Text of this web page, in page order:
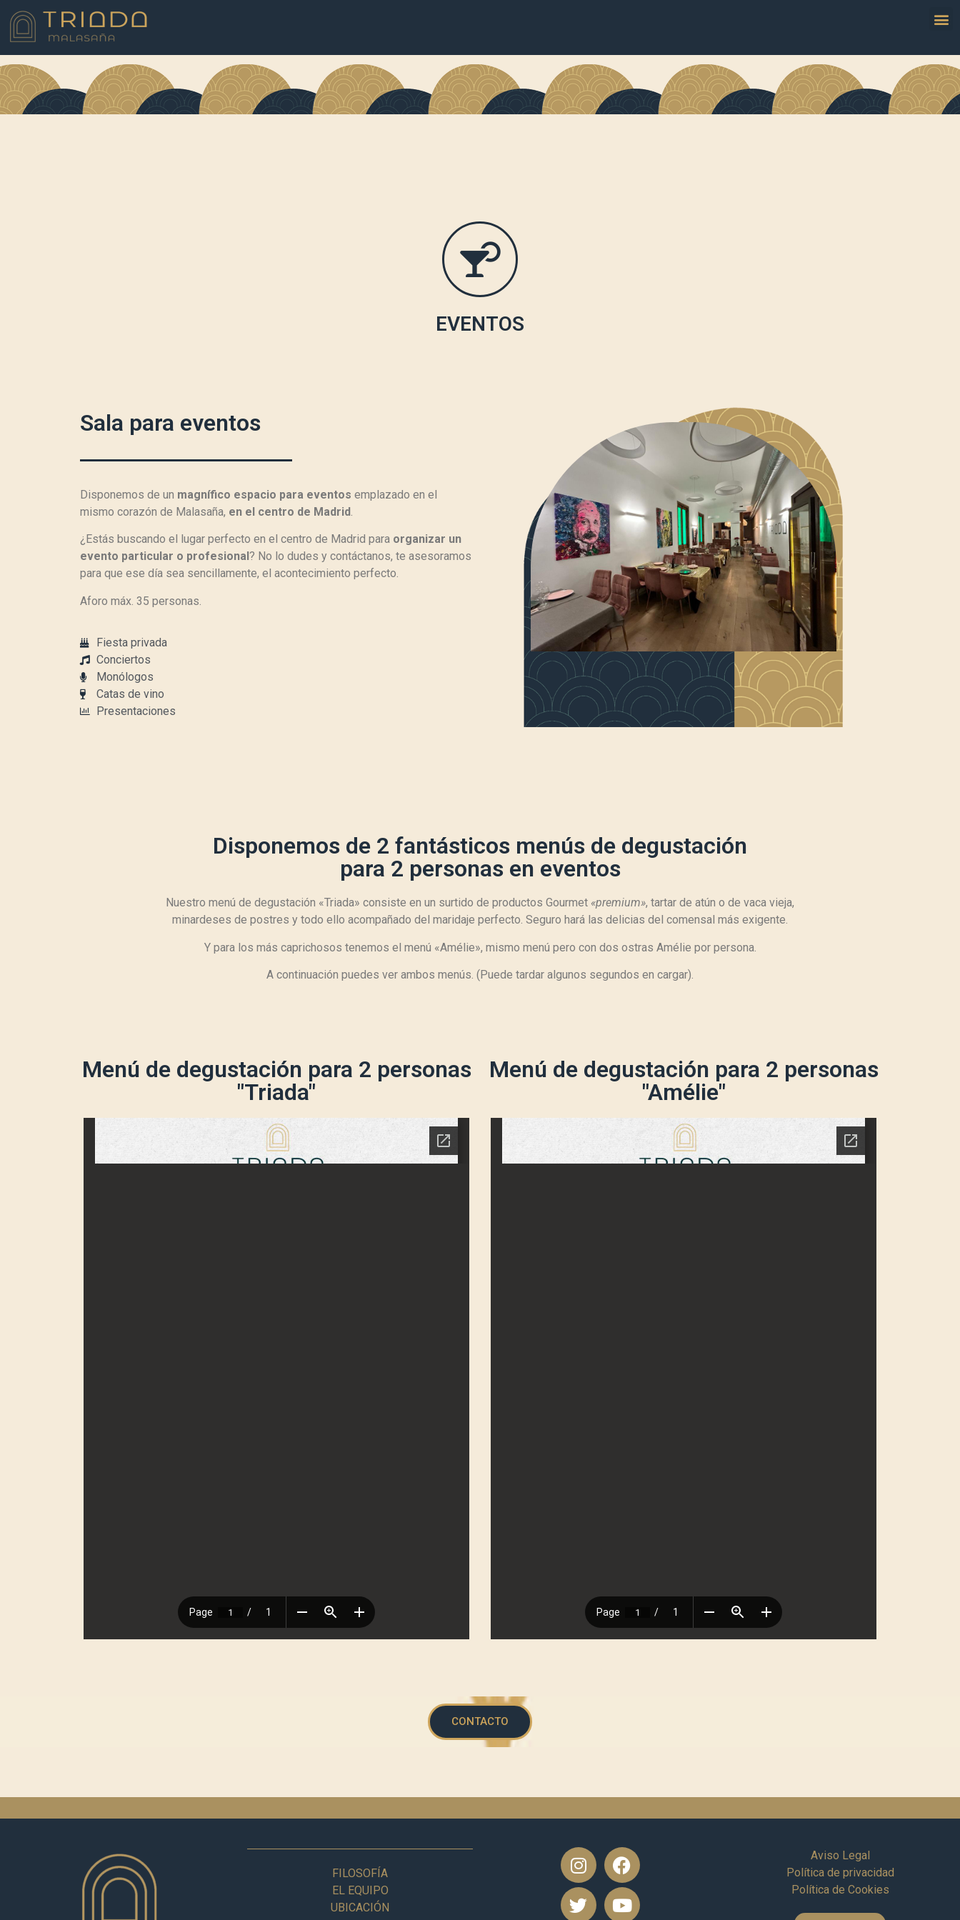
EVENTOS
Sala para eventos
Disponemos de un magnífico espacio para eventos emplazado en el
mismo corazón de Malasaña, en el centro de Madrid.
¿Estás buscando el lugar perfecto en el centro de Madrid para organizar un
evento particular o profesional ? No lo dudes y contáctanos, te asesoramos
para que ese día sea sencillamente, el acontecimiento perfecto.
Aforo máx. 35 personas.
Fiesta privada
Conciertos
Monólogos
Catas de vino
Presentaciones
Disponemos de 2 fantásticos menús de degustación
para 2 personas en eventos
Nuestro menú de degustación «Triada» consiste en un surtido de productos Gourmet «premium», tartar de atún o de vaca vieja,
minardeses de postres y todo ello acompañado del maridaje perfecto. Seguro hará las delicias del comensal más exigente.
Y para los más caprichosos tenemos el menú «Amélie», mismo menú pero con dos ostras Amélie por persona.
A continuación puedes ver ambos menús. (Puede tardar algunos segundos en cargar).
Menú de degustación para 2 personas
"Triada"
Menú de degustación para 2 personas
"Amélie"
CONTACTO
FILOSOFÍA
EL EQUIPO
UBICACIÓN
Aviso Legal
Política de privacidad
Política de Cookies